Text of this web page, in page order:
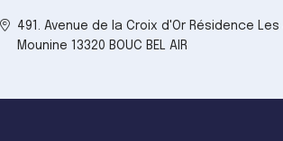
491. Avenue de la Croix d'Or Résidence
Mounine 13320 BOUC BEL AIR